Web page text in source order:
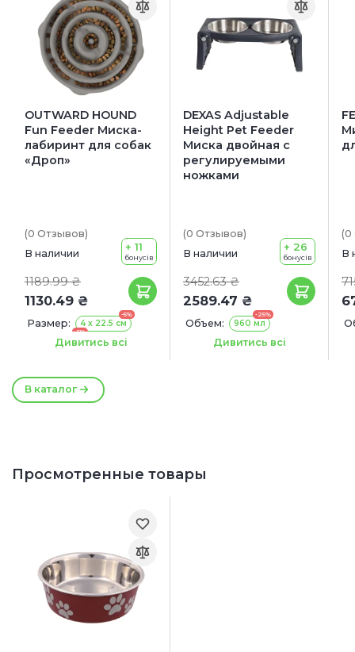
В каталог
OUTWARD HOUND
Fun Feeder Миска-
лабиринт для собак
«Дроп»
(0 Отзывов)
В наличии
1189.99 ₴
1130.49 ₴
+ 11
бонусів
Размер:
-5%
4 х 22.5 см
-5%
5 х 29.9 см
Дивитись всі
DEXAS Adjustable
Height Pet Feeder
Миска двойная с
регулируемыми
ножками
(0 Отзывов)
В наличии
3452.63 ₴
2589.47 ₴
+ 26
бонусів
Объем:
-25%
960 мл
Цвет:
Голубой
Дивитись всі
(0
В
Просмотренные товары